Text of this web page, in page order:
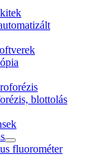
blottolás
fluorométer